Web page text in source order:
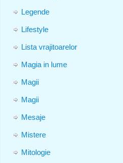
Legende
Lifestyle
Lista vrajitoarelor
Magia in lume
Magii
Magii
Mesaje
Mistere
Mitologie